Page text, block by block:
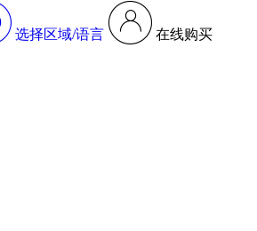
选择区域/语言
在线购买